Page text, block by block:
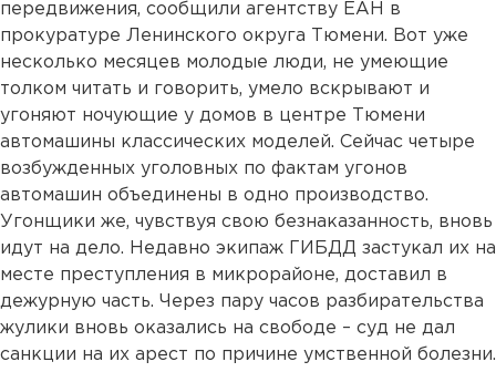
передвижения, сообщили агентству ЕАН в
прокуратуре Ленинского округа Тюмени. Вот уже
несколько месяцев молодые люди, не умеющие
толком читать и говорить, умело вскрывают и
угоняют ночующие у домов в центре Тюмени
автомашины классических моделей. Сейчас четыре
возбужденных уголовных по фактам угонов
автомашин объединены в одно производство.
Угонщики же, чувствуя свою безнаказанность, вновь
идут на дело. Недавно экипаж ГИБДД застукал их на
месте преступления в микрорайоне, доставил в
дежурную часть. Через пару часов разбирательства
жулики вновь оказались на свободе – суд не дал
санкции на их арест по причине умственной болезни.